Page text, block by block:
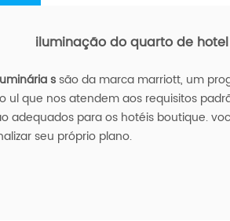
iluminação do quarto de
ssão da marca marriott, um
ul que nos atendem aos requisitos
adequados para os hotéis boutique.
seu próprio plano.